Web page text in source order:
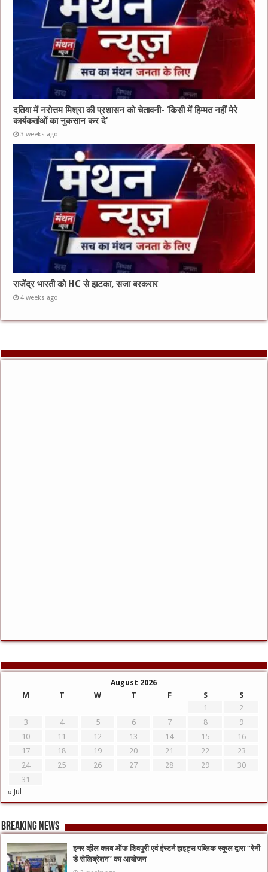
दतिया में नरोत्तम मिश्रा की प्रशासन को चेतावनी- ‘किसी में हिम्मत नहीं मेरे
कार्यकर्ताओं का नुकसान कर दे’
3 weeks ago
राजेंद्र भारती को HC से झटका, सजा बरकरार
4 weeks ago
August 2026
M
T W T F S
S
1
2
3
4 5 6 7 8
9
10
11 12 13 14 15
16
17
18 19 20 21 22
23
24
25 26 27 28 29
30
31
« Jul
Breaking News
इनर व्हील क्लब ऑफ शिवपुरी एवं ईस्टर्न हाइट्स पब्लिक स्कूल द्वारा “रेनी
डे सेलिब्रेशन” का आयोजन